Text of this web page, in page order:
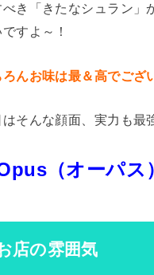
べき「きたなシュラン」
すよ～！
ろんお味は最＆高でござ
そんな顔面、実力も最
Opus（オーパス
店の雰囲気